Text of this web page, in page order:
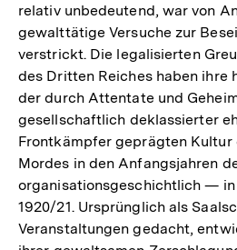
relativ unbedeutend, war von
gewalttätige Versuche zur
verstrickt. Die legalisierten
des Dritten Reiches haben ihre
der durch Attentate und
gesellschaftlich deklassierter
Frontkämpfer geprägten Kultur
Mordes in den Anfangsjahren
organisationsgeschichtlich — in
1920/21. Ursprünglich als
Veranstaltungen gedacht,